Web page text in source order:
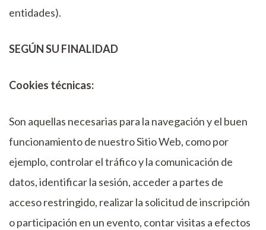
entidades).
SEGÚN SU FINALIDAD
Cookies técnicas:
Son aquellas necesarias para la navegación y el buen
funcionamiento de nuestro Sitio Web, como por
ejemplo, controlar el tráfico y la comunicación de
datos, identificar la sesión, acceder a partes de
acceso restringido, realizar la solicitud de inscripción
o participación en un evento, contar visitas a efectos